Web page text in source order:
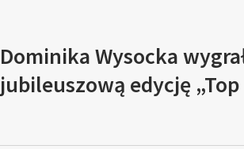
Dominika Wysocka
jubileuszową edycję